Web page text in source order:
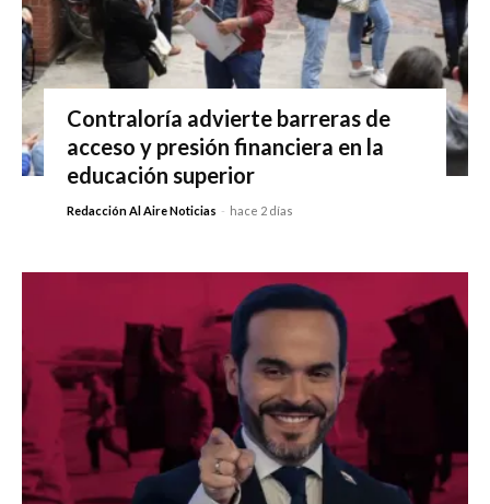
Contraloría advierte barreras de
acceso y presión financiera en la
educación superior
Redacción Al Aire Noticias - hace 2 días